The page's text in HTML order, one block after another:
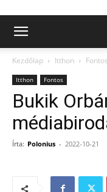
Kezdőlap Itthon Fontos
Itthon Fontos
Bukik
Írta: Polonius - 2022-10-21